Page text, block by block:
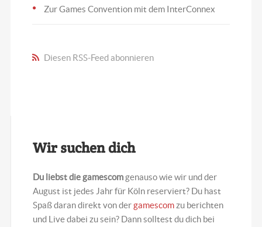
Zur Games Convention mit dem InterConnex
Diesen RSS-Feed abonnieren
Wir suchen dich
Du liebst die gamescomgenauso wie wir und der
August ist jedes Jahr für Köln reserviert? Du hast
Spaß daran direkt von dergamescomzu berichten
und Live dabei zu sein? Dann solltest du dich bei